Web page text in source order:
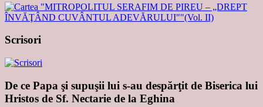
Scrisori
De ce Papa şi supuşii lui s-au despărţit de Biserica lui
Hristos de Sf. Nectarie de la Eghina